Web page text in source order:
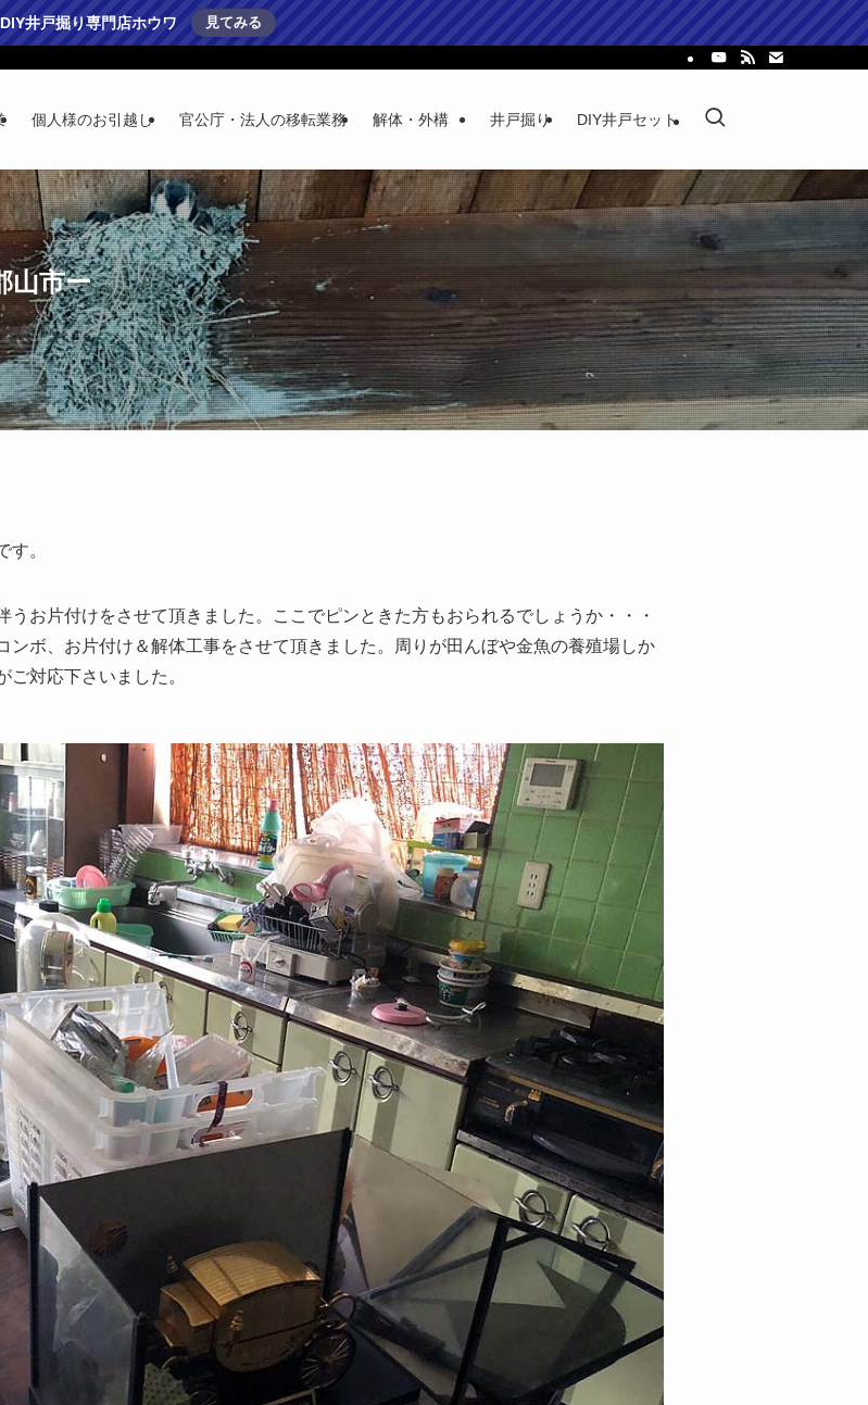
DIY井戸掘り専門店ホウワ 見てみる
個人様のお引越し 官公庁・法人の移転業務 解体・外構 井戸掘り DIY井戸セット
山市ー
す。
お片付けをさせて頂きました。ここでピンときた方もおられるでしょうか・・・
ンボ、お片付け＆解体工事をさせて頂きました。周りが田んぼや金魚の養殖場しか
対応下さいました。